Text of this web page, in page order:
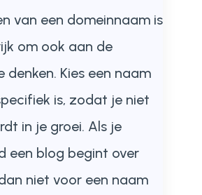
van een domeinnaam is
om ook aan de
Kies een naam
is, zodat je niet
in je groei. Als je
een blog begint over
niet voor een naam